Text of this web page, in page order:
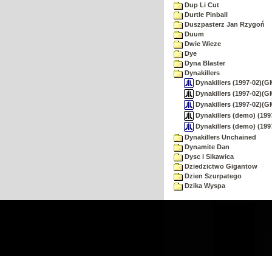
Dup Li Cut
Durtle Pinball
Duszpasterz Jan Rzygoń
Duum
Dwie Wieze
Dye
Dyna Blaster
Dynakillers
Dynakillers (1997-
Dynakillers (1997-
Dynakillers (1997-
Dynakillers (demo)
Dynakillers (demo)
Dynakillers Unchained
Dynamite Dan
Dysc i Sikawica
Dziedzictwo Gigantow
Dzien Szurpatego
Dzika Wyspa